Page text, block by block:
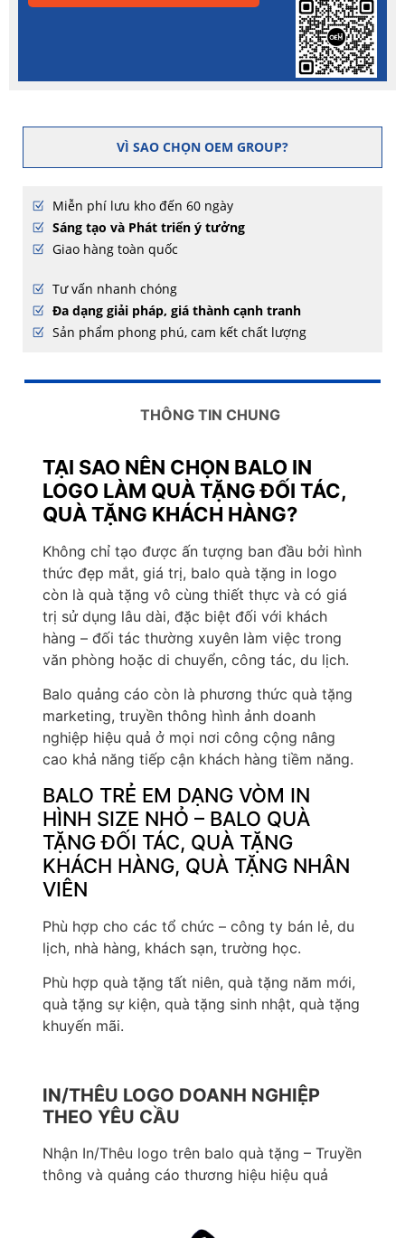
VÌ SAO CHỌN OEM GROUP?
Miễn phí lưu kho đến 60 ngày
Sáng tạo và Phát triển ý tưởng
Giao hàng toàn quốc
Tư vấn nhanh chóng
Đa dạng giải pháp, giá thành cạnh tranh
Sản phẩm phong phú, cam kết chất lượng
THÔNG TIN CHUNG
TẠI SAO NÊN CHỌN BALO IN
LOGO LÀM QUÀ TẶNG ĐỐI TÁC,
QUÀ TẶNG KHÁCH HÀNG?
Không chỉ tạo được ấn tượng ban đầu bởi hình
thức đẹp mắt, giá trị, balo quà tặng in logo
còn là quà tặng vô cùng thiết thực và có giá
trị sử dụng lâu dài, đặc biệt đối với khách
hàng – đối tác thường xuyên làm việc trong
văn phòng hoặc di chuyển, công tác, du lịch.
Balo quảng cáo còn là phương thức quà tặng
marketing, truyền thông hình ảnh doanh
nghiệp hiệu quả ở mọi nơi công cộng nâng
cao khả năng tiếp cận khách hàng tiềm năng.
BALO TRẺ EM DẠNG VÒM IN
HÌNH SIZE NHỎ – BALO QUÀ
TẶNG ĐỐI TÁC, QUÀ TẶNG
KHÁCH HÀNG, QUÀ TẶNG NHÂN
VIÊN
Phù hợp cho các tổ chức – công ty bán lẻ, du
lịch, nhà hàng, khách sạn, trường học.
Phù hợp quà tặng tất niên, quà tặng năm mới,
quà tặng sự kiện, quà tặng sinh nhật, quà tặng
khuyến mãi.
IN/THÊU LOGO DOANH NGHIỆP
THEO YÊU CẦU
Nhận In/Thêu logo trên balo quà tặng – Truyền
thông và quảng cáo thương hiệu hiệu quả